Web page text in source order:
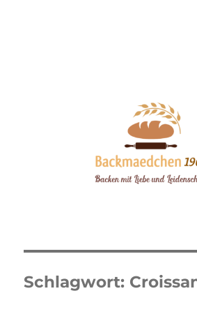
Schlagwort: